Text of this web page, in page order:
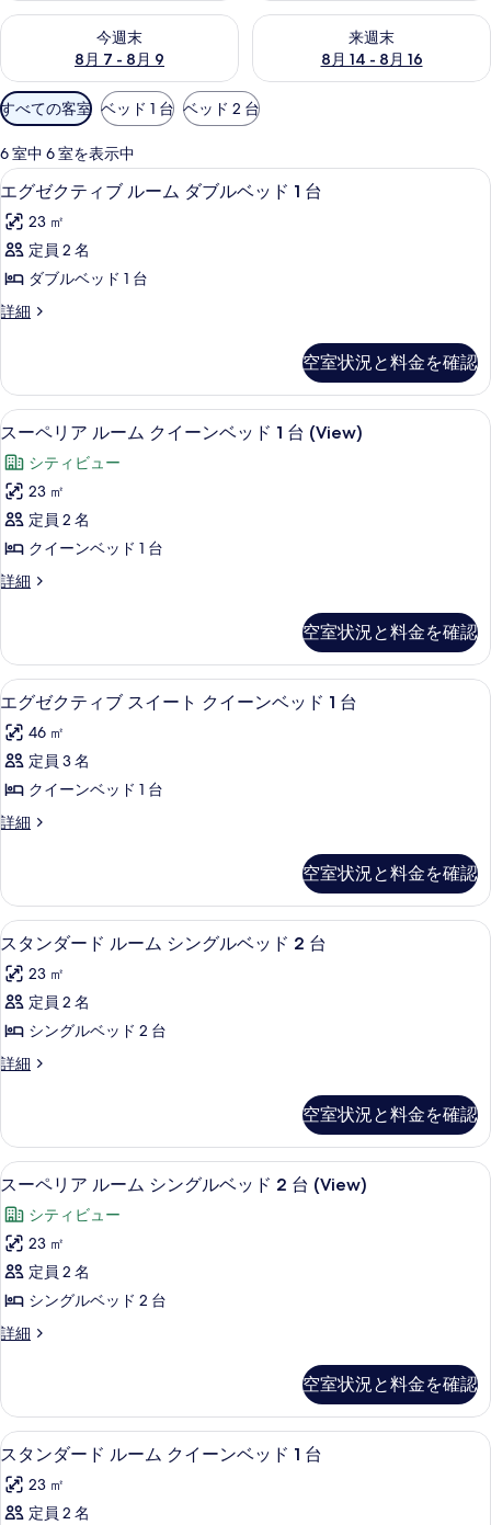
今週末
8月 7 - 8月 9
今週末 8月 7 - 8月 9 の空室状況をチェック
来週末
8月 14 - 8月 16
来週末 8月 14 - 8月 16 の空室
利
用
可
能
な
客
室
の
り
条
件
すべての客室 ベッド 1 台 ベッド 2 台
6 室中 6 室を表示中
エ
グ
ゼ
ク
テ
ィ
ル
ー
ム
ダ
ブ
ル
ベ
ッ
台
の
す
べ
て
の
写
を
表
示
す
る
13
エグゼクティブ ルーム ダブルベッド 1 台
23 ㎡
定員 2 名
ダブルベッド 1 台
詳細
エ
テ
ィ
ブ
ー
ム
ブ
ル
ッ
の
詳
細
空室状況と料金を確認
ス
ー
ペ
リ
ア
ル
ー
ク
イ
ー
ン
ベ
ッ
ド
(View)
の
す
べ
て
の
写
表
示
す
る
スーペリア ルーム クイーンベッド 1
11
スーペリア ルーム クイーンベッド 1 台 (View)
シティビュー
23 ㎡
定員 2 名
クイーンベッド 1 台
詳細
ス
ア
ル
ー
ク
イ
ン
ベ
ッ
台
の
詳
細
空室状況と料金を確認
エ
グ
ゼ
ク
テ
ィ
ス
イ
ー
ト
ク
イ
ー
ッ
ド
1
台
の
す
べ
て
写
真
を
表
示
エグゼクティブ スイート クイーン
23
エグゼクティブ スイート クイーンベッド 1 台
46 ㎡
定員 3 名
クイーンベッド 1 台
詳細
エ
テ
ィ
ブ
イ
ー
ク
イ
ー
ッ
1
台
の
詳
細
空室状況と料金を確認
ス
タ
ン
ダ
ー
ド
ー
ム
シ
ン
グ
ル
ベ
ッ
台
の
す
べ
1 室のベッドルーム、低刺激性寝具
4
スタンダード ルーム シングルベッド 2 台
23 ㎡
定員 2 名
シングルベッド 2 台
詳細
ス
ー
ド
ル
ム
シ
グ
ル
ッ
の
詳
細
空室状況と料金を確認
ス
ー
ペ
リ
ア
ル
ー
シ
ン
グ
ル
ベ
1 室のベッドルーム、低刺激性寝具
5
スーペリア ルーム シングルベッド 2 台 (View)
シティビュー
23 ㎡
定員 2 名
シングルベッド 2 台
詳細
ス
ア
ル
ー
シ
ン
空室状況と料金を確認
ス
タ
ン
スタンダード ルーム クイーンベッ
7
スタンダード ルーム クイーンベッド 1 台
23 ㎡
定員 2 名